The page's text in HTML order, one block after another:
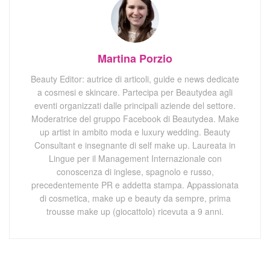
Martina Porzio
Beauty Editor: autrice di articoli, guide e news dedicate
a cosmesi e skincare. Partecipa per Beautydea agli
eventi organizzati dalle principali aziende del settore.
Moderatrice del gruppo Facebook di Beautydea. Make
up artist in ambito moda e luxury wedding. Beauty
Consultant e insegnante di self make up. Laureata in
Lingue per il Management Internazionale con
conoscenza di inglese, spagnolo e russo,
precedentemente PR e addetta stampa. Appassionata
di cosmetica, make up e beauty da sempre, prima
trousse make up (giocattolo) ricevuta a 9 anni.